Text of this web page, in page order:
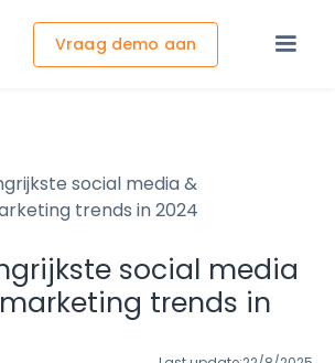
Vraag demo aan
social media &
trends in 2024
social media
trends in